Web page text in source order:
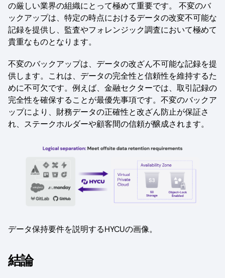
の厳しい業界の組織にとって極めて重要です。 不変のバ
ックアップは、特定の時点におけるデータの改変不可能な
記録を提供し、監査やフォレンジック調査において極めて
貴重なものとなります。
不変のバックアップは、データの改ざん不可能な記録を提
供します。これは、データの完全性と信頼性を維持するた
めに不可欠です。例えば、金融セクターでは、取引記録の
完全性を確保することが最優先事項です。不変のバックア
ップにより、財務データの正確性と改ざん防止が保証さ
れ、ステークホルダーや顧客間の信頼が醸成されます。
データ保持要件を説明するHYCUの画像。
結論